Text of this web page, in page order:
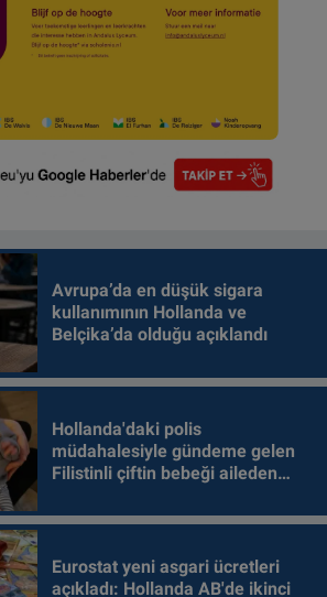
Avrupa’da en düşük sigara
kullanımının Hollanda ve
Belçika’da olduğu açıklandı
Hollanda'daki polis
müdahalesiyle gündeme gelen
Filistinli çiftin bebeği aileden
Eurostat yeni asgari ücretleri
açıkladı: Hollanda AB'de ikinci